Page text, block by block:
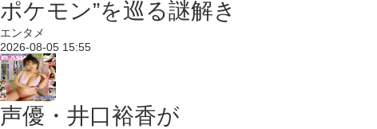
ポケモン”を巡る謎解き
エンタメ
2026-08-05 15:55
声優・井口裕香が